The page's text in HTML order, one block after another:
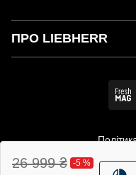
26 999₴ -5 %
ПРО LIEBHERR